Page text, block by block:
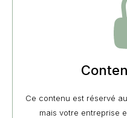
Ce contenu est réservé
mais votre entreprise